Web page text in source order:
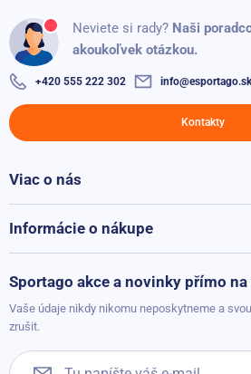
32,10 €
31,20 €
Sportago Twist Stepper
75,40 €
13,30 €
Pridané: 12.06.2023
Pridané: 07.10.2020
Neviete si rady? Naši
akoukoľvek otázkou.
+420 555 222 302 info@esportago.sk
Kontakty
Viac o nás
Kontakty
Informácie o nákupe
Obchodné podmienky
Sportago akce a novinky přímo
Vaše údaje nikdy nikomu neposkytneme a
zrušit.